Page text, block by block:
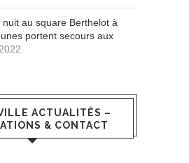
au square Berthelot à
portent secours aux
ACTUALITÉS –
& CONTACT